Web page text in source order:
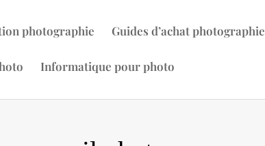
photographie Guides d’achat photographie
Informatique pour photo